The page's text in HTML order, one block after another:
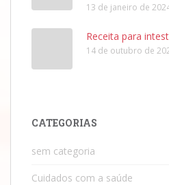
13 de janeiro de
Receita para
14 de outubro de
CATEGORIAS
sem categoria
Cuidados com a saúde